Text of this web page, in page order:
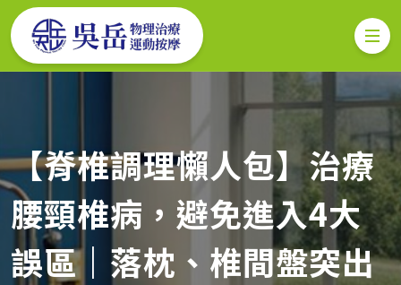
【脊椎調理懶人包】治療
腰頸椎病，避免進入4大
誤區｜落枕、椎間盤突出